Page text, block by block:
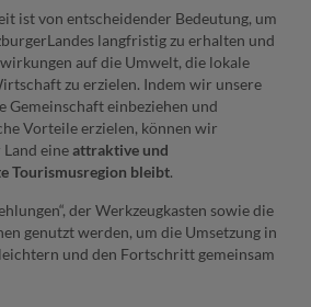
ist von entscheidender Bedeutung, um
langfristig zu erhalten und
auf die Umwelt, die lokale
zu erzielen. Indem wir unsere
Gemeinschaft einbeziehen und
Vorteile erzielen, können wir
eineattraktive und
Tourismusregion bleibt.
der Werkzeugkasten sowie die
genutzt werden, um die Umsetzung in
und den Fortschritt gemeinsam